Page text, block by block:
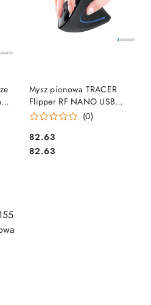
Mysz pionowa TRACER
Flipper RF NANO USB
bezprzewodowa
(0)
Cena:
82.63
Cena:
82.63
DO KOSZYKA